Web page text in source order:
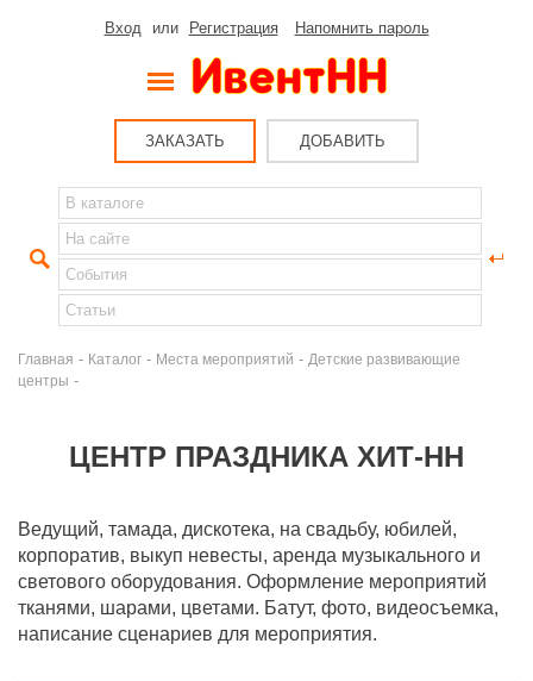
Вход или Регистрация Напомнить пароль
ЗАКАЗАТЬ ДОБАВИТЬ
Главная - Каталог - Места мероприятий - Детские развивающие
центры -
ЦЕНТР ПРАЗДНИКА ХИТ-НН
Ведущий, тамада, дискотека, на свадьбу, юбилей,
корпоратив, выкуп невесты, аренда музыкального и
светового оборудования. Оформление мероприятий
тканями, шарами, цветами. Батут, фото, видеосъемка,
написание сценариев для мероприятия.